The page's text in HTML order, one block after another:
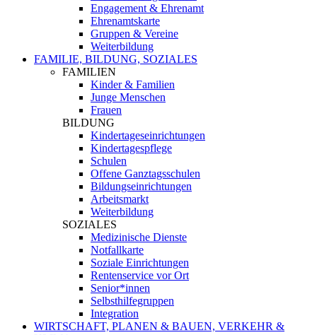
Engagement & Ehrenamt
Ehrenamtskarte
Gruppen & Vereine
Weiterbildung
FAMILIE, BILDUNG, SOZIALES
FAMILIEN
Kinder & Familien
Junge Menschen
Frauen
BILDUNG
Kindertageseinrichtungen
Kindertagespflege
Schulen
Offene Ganztagsschulen
Bildungseinrichtungen
Arbeitsmarkt
Weiterbildung
SOZIALES
Medizinische Dienste
Notfallkarte
Soziale Einrichtungen
Rentenservice vor Ort
Senior*innen
Selbsthilfegruppen
Integration
WIRTSCHAFT, PLANEN & BAUEN, VERKEHR &